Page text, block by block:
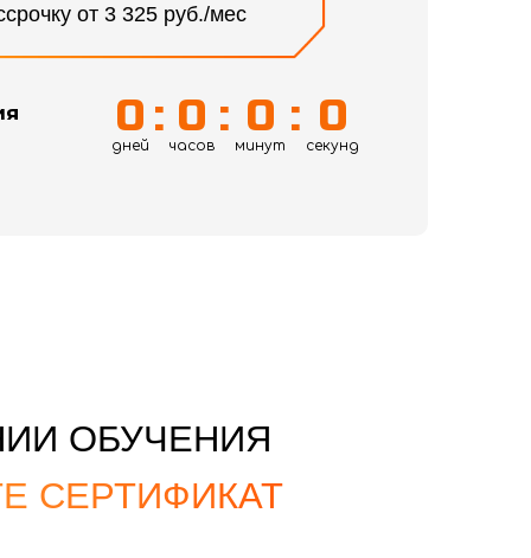
от 3 325 руб./мес
ОБУЧЕНИЯ
СЕРТИФИКАТ
0
дней
: 0
часов
: 0
минут
: 0
секунд